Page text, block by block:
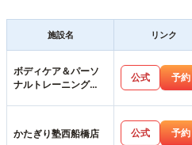
施設名 リンク
ボディケア＆パーソ
ナルトレーニング
公式 予約
かたぎり塾西船橋店 公式 予約